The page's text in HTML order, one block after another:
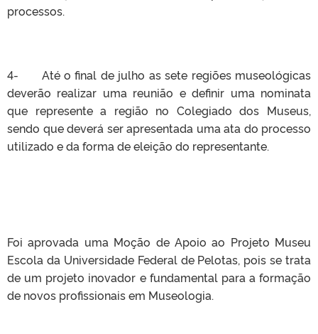
processos.
4- Até o final de julho as sete regiões museológicas
deverão realizar uma reunião e definir uma nominata
que represente a região no Colegiado dos Museus,
sendo que deverá ser apresentada uma ata do processo
utilizado e da forma de eleição do representante.
Foi aprovada uma Moção de Apoio ao Projeto Museu
Escola da Universidade Federal de Pelotas, pois se trata
de um projeto inovador e fundamental para a formação
de novos profissionais em Museologia.